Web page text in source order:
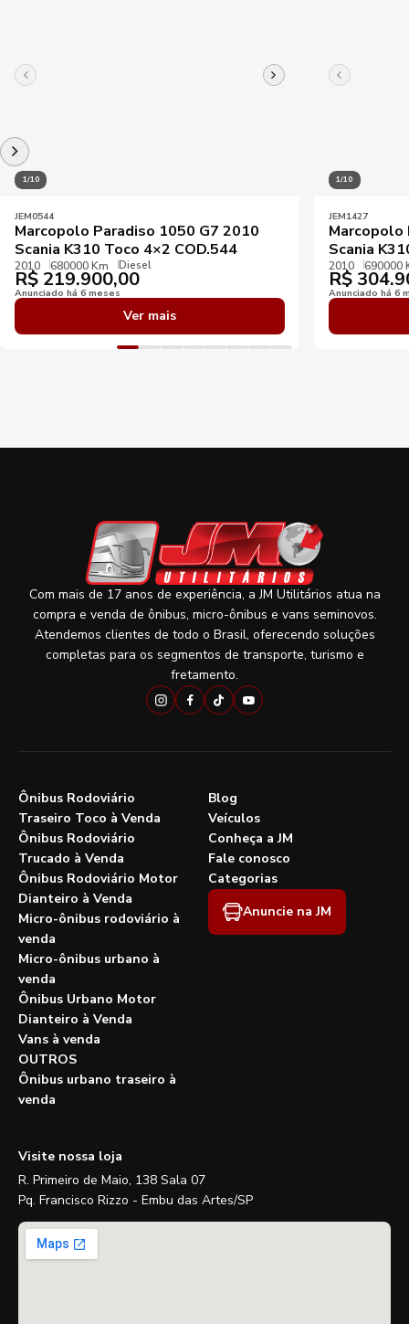
1/10
JEM0544
Marcopolo Paradiso 1050 G7 2010
Scania K310 Toco 4×2 COD.544
2010 680000 Km Diesel
R$ 219.900,00
Anunciado há 6 meses
Ver mais
1/10
JEM1427
Marcopolo
Scania
2010 690000
R$
Anunciado há 6
Com mais de 17 anos de experiência, a JM Utilitários atua na
compra e venda de ônibus, micro-ônibus e vans seminovos.
Atendemos clientes de todo o Brasil, oferecendo soluções
completas para os segmentos de transporte, turismo e
fretamento.
Ônibus Rodoviário
Traseiro Toco à Venda
Ônibus Rodoviário
Trucado à Venda
Ônibus Rodoviário Motor
Dianteiro à Venda
Micro-ônibus rodoviário à
venda
Micro-ônibus urbano à
venda
Ônibus Urbano Motor
Dianteiro à Venda
Vans à venda
OUTROS
Ônibus urbano traseiro à
venda
Blog
Veículos
Conheça a JM
Fale conosco
Categorias
Anuncie na JM
Visite nossa loja
R. Primeiro de Maio, 138 Sala 07
Pq. Francisco Rizzo - Embu das Artes/SP